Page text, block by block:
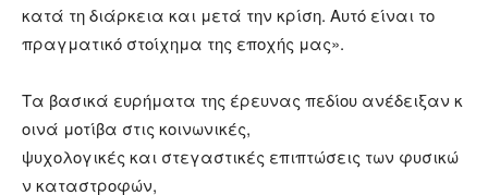
κατά τη διάρκεια και μετά την κρίση. Αυτό είναι το
πραγματικό στοίχημα της εποχής μας».
Τα βασικά ευρήματα της έρευνας πεδίου ανέδειξαν κ
οινά μοτίβα στις κοινωνικές,
ψυχολογικές και στεγαστικές επιπτώσεις των φυσικώ
ν καταστροφών,